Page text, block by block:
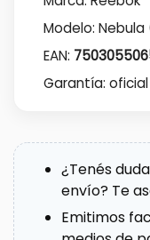
Modelo: Nebula
EAN:
Garantía:
¿Tenés
envío? Te
Emitimos